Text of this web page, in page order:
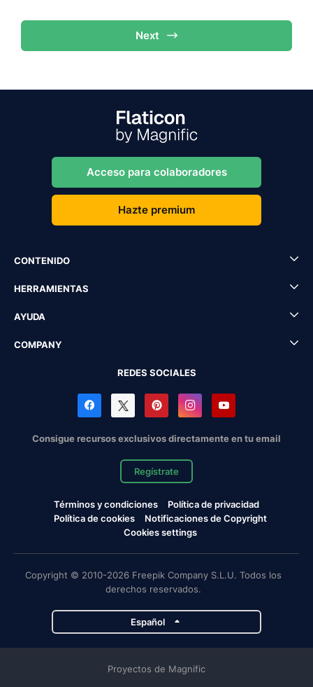
Next
Acceso para colaboradores
Hazte premium
CONTENIDO
HERRAMIENTAS
AYUDA
COMPANY
REDES SOCIALES
Consigue recursos exclusivos directamente en tu email
Regístrate
Términos y condiciones
Política de privacidad
Política de cookies
Notificaciones de Copyright
Cookies settings
Copyright © 2010-2026 Freepik Company S.L.U. Todos los
derechos reservados.
Español
Proyectos de Magnific